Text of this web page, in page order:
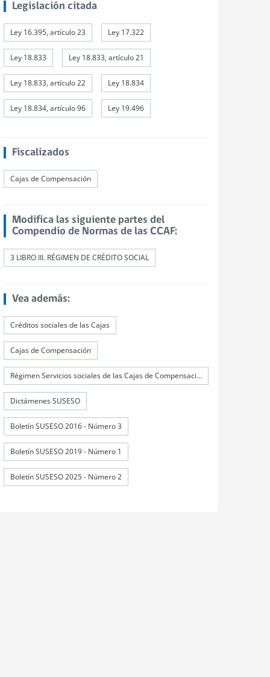
Legislación citada
Ley 16.395, artículo 23 Ley 17.322
Ley 18.833 Ley 18.833, artículo 21
Ley 18.833, artículo 22 Ley 18.834
Ley 18.834, artículo 96 Ley 19.496
Fiscalizados
Cajas de Compensación
Modifica las siguiente partes del
Compendio de Normas de las CCAF:
3 LIBRO III. RÉGIMEN DE CRÉDITO SOCIAL
Vea además:
Créditos sociales de las Cajas
Cajas de Compensación
Régimen Servicios sociales de las Cajas de Compensación
Dictámenes SUSESO
Boletín SUSESO 2016 - Número 3
Boletín SUSESO 2019 - Número 1
Boletín SUSESO 2025 - Número 2